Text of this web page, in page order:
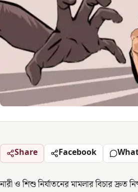
Share Facebook
নারী ও শিশু নির্যাতনের মামলার বিচার দ্রুত